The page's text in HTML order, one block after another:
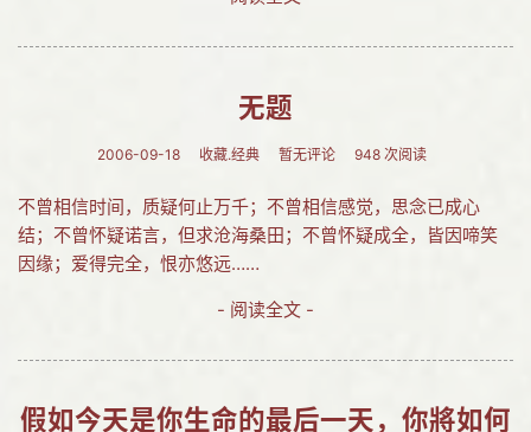
无题
2006-09-18 收藏.经典 暂无评论 948 次阅读
不曾相信时间，质疑何止万千；不曾相信感觉，思念已成心
结；不曾怀疑诺言，但求沧海桑田；不曾怀疑成全，皆因啼笑
因缘；爱得完全，恨亦悠远……
- 阅读全文 -
假如今天是你生命的最后一天，你將如何